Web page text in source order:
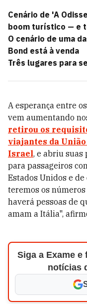
Cenário de 'A
boom turístico — e
O cenário de uma
Bond está à venda
Três lugares para
A esperança entre
vem aumentando
retirou os
viajantes da
Israel, e abriu suas
para passageiros
Estados Unidos e
teremos os
haverá pessoas de
amam a Itália",
Siga a Exame
notícias